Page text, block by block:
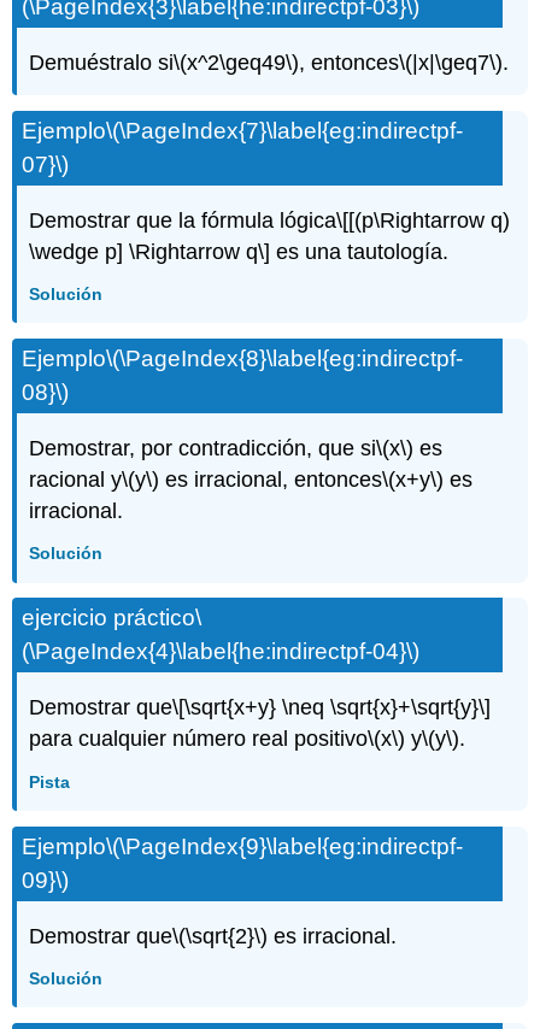
(\PageIndex{3}\label{he:indirectpf-03}\)
Demuéstralo si\(x^2\geq49\), entonces\(|x|\geq7\).
Ejemplo\(\PageIndex{7}\label{eg:indirectpf-
07}\)
Demostrar que la fórmula lógica\[[(p\Rightarrow q)
\wedge p] \Rightarrow q\] es una tautología.
Solución
Ejemplo\(\PageIndex{8}\label{eg:indirectpf-
08}\)
Demostrar, por contradicción, que si\(x\) es
racional y\(y\) es irracional, entonces\(x+y\) es
irracional.
Solución
ejercicio práctico\
(\PageIndex{4}\label{he:indirectpf-04}\)
Demostrar que\[\sqrt{x+y} \neq \sqrt{x}+\sqrt{y}\]
para cualquier número real positivo\(x\) y\(y\).
Pista
Ejemplo\(\PageIndex{9}\label{eg:indirectpf-
09}\)
Demostrar que\(\sqrt{2}\) es irracional.
Solución